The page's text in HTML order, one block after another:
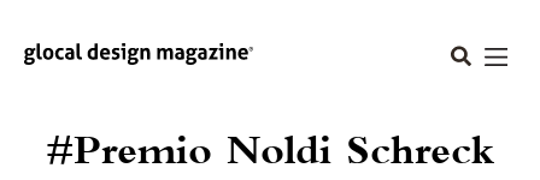
#Premio Noldi Schreck